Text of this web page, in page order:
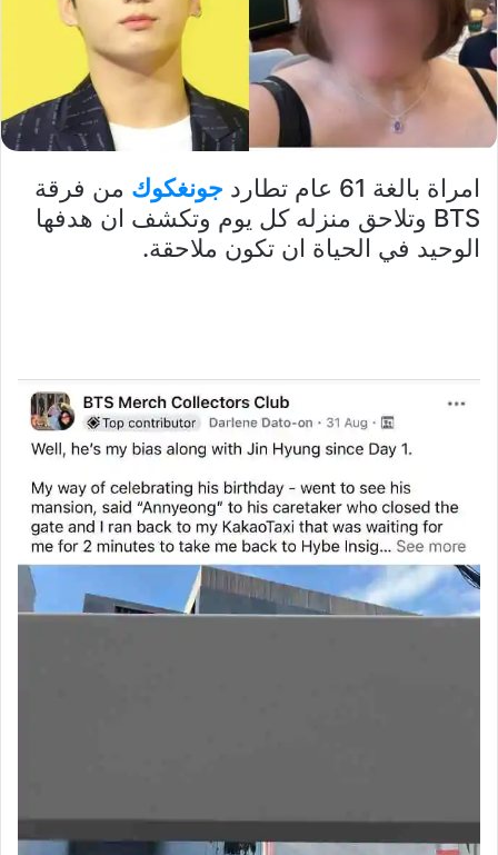
امراة بالغة 61 عام تطارد جونغكوك من فرقة
BTS وتلاحق منزله كل يوم وتكشف ان هدفها
الوحيد في الحياة ان تكون ملاحقة.